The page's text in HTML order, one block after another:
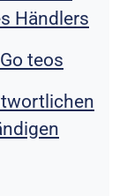
Händlers
teos